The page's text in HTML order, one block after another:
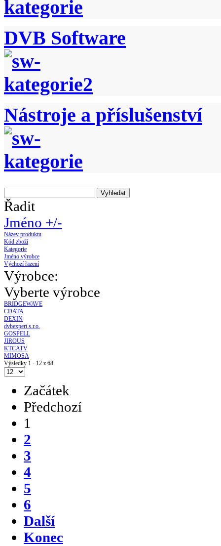
DVB Software
Nástroje a příslušenství
Řadit
Jméno +/-
Název produktu
Kód zboží
Kategorie
Jméno výrobce
Výchozí řazení
Výrobce:
Vyberte výrobce
BRIDGEWAVE
CDATA
DEXIN
dvbexpert s.r.o.
GOSPELL
JIROUS
KTCATV
MIMOSA
Výsledky 1 - 12 z 68
Začátek
Předchozí
1
2
3
4
5
6
Další
Konec